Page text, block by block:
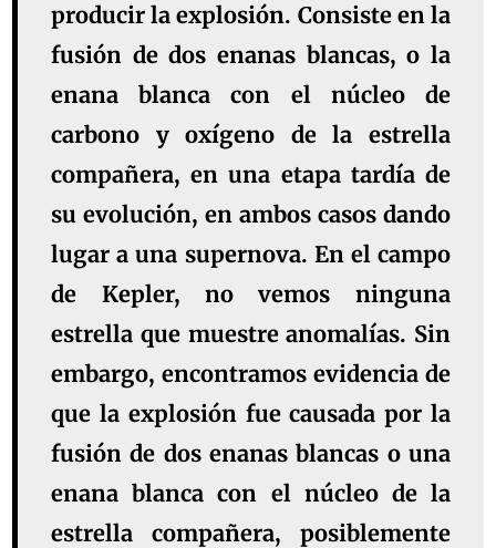
producir la explosión. Consiste en la
fusión de dos enanas blancas, o la
enana blanca con el núcleo de
carbono y oxígeno de la estrella
compañera, en una etapa tardía de
su evolución, en ambos casos dando
lugar a una supernova. En el campo
de Kepler, no vemos ninguna
estrella que muestre anomalías. Sin
embargo, encontramos evidencia de
que la explosión fue causada por la
fusión de dos enanas blancas o una
enana blanca con el núcleo de la
estrella compañera, posiblemente